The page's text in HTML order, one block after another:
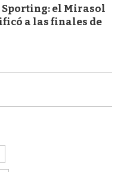
Sporting: el Mirasol
a las finales de